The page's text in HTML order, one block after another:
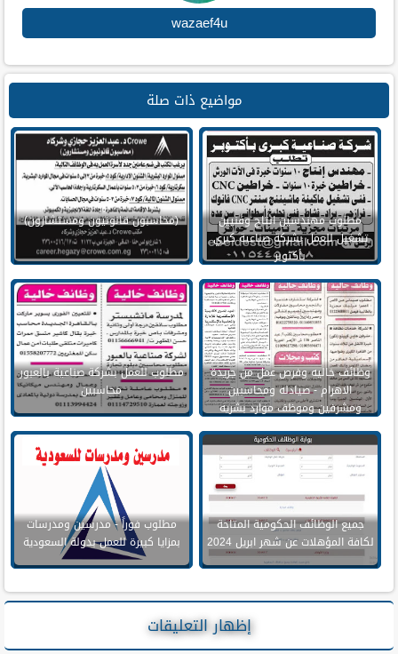
wazaef4u
مواضيع ذات صلة
مطلوب مهندسين انتاج وفنيين
تشغيل للعمل بشركة صناعية كبري
بأكتوبر
(محاسبون قانونيون ومستشارون)
وظائف خاليه وفرص عمل من جريدة
الاهرام - صيادله ومحاسبين
ومشرفين وموظف موارد بشريه
مطلوب للعمل بشركة صناعية بالعبور
محاسبين
جميع الوظائف الحكومية المتاحة
لكافة المؤهلات عن شهر ابريل 2024
مطلوب فوراً - مدرسين ومدرسات
بمزايا كبيرة للعمل بدولة السعودية
إظهار التعليقات